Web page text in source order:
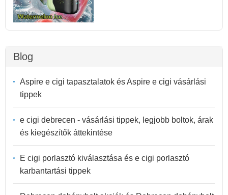
Blog
Aspire e cigi tapasztalatok és Aspire e cigi vásárlási
tippek
e cigi debrecen - vásárlási tippek, legjobb boltok, árak
és kiegészítők áttekintése
E cigi porlasztó kiválasztása és e cigi porlasztó
karbantartási tippek